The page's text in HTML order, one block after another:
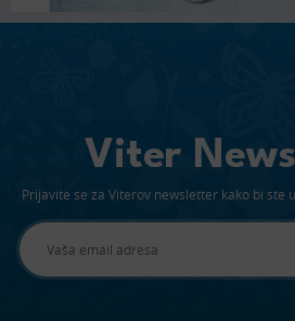
Viter
Prijavite se za Viterov newsletter kako bi ste